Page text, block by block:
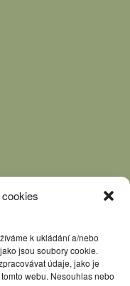
k ukládání a/nebo
jsou soubory cookie.
údaje, jako je
webu. Nesouhlas nebo